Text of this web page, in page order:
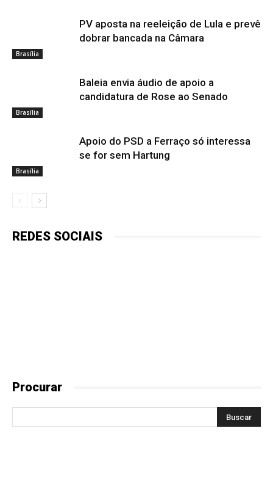
Brasília
PV aposta na reeleição de Lula e prevê
dobrar bancada na Câmara
Brasília
Baleia envia áudio de apoio a
candidatura de Rose ao Senado
Brasília
Apoio do PSD a Ferraço só interessa
se for sem Hartung
REDES SOCIAIS
Procurar